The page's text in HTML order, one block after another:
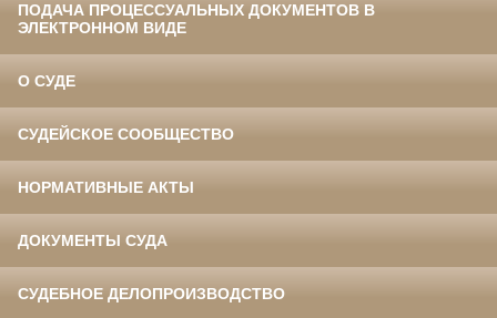
ПОДАЧА ПРОЦЕССУАЛЬНЫХ ДОКУМЕНТОВ В
ЭЛЕКТРОННОМ ВИДЕ
О СУДЕ
СУДЕЙСКОЕ СООБЩЕСТВО
НОРМАТИВНЫЕ АКТЫ
ДОКУМЕНТЫ СУДА
СУДЕБНОЕ ДЕЛОПРОИЗВОДСТВО